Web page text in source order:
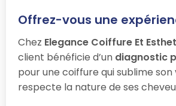
Offrez-vous une
Chez Elegance Coiffure Et
client bénéficie d’un diagnostic
pour une coiffure qui sublime son
respecte la nature de ses